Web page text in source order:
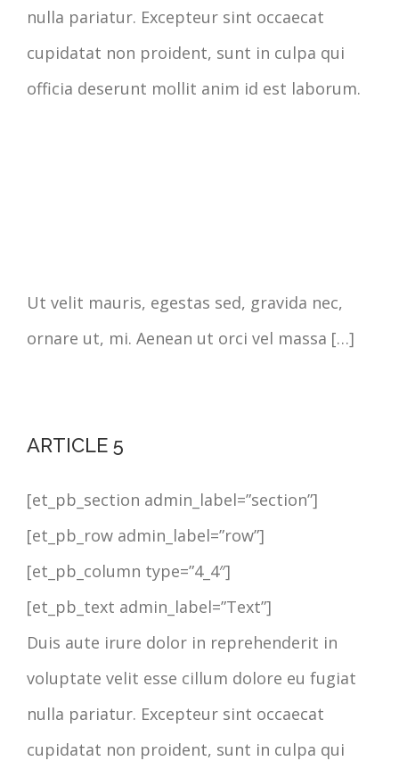
nulla pariatur. Excepteur sint occaecat
cupidatat non proident, sunt in culpa qui
officia deserunt mollit anim id est laborum.
Ut velit mauris, egestas sed, gravida nec,
ornare ut, mi. Aenean ut orci vel massa […]
ARTICLE 5
[et_pb_section admin_label=”section”]
[et_pb_row admin_label=”row”]
[et_pb_column type=”4_4″]
[et_pb_text admin_label=”Text”]
Duis aute irure dolor in reprehenderit in
voluptate velit esse cillum dolore eu fugiat
nulla pariatur. Excepteur sint occaecat
cupidatat non proident, sunt in culpa qui